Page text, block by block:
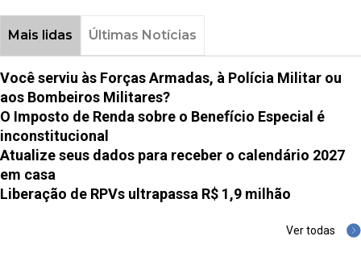
Mais lidas Últimas Notícias
Você serviu às Forças Armadas, à Polícia Militar ou
aos Bombeiros Militares?
O Imposto de Renda sobre o Benefício Especial é
inconstitucional
Atualize seus dados para receber o calendário 2027
em casa
Liberação de RPVs ultrapassa R$ 1,9 milhão
Ver todas